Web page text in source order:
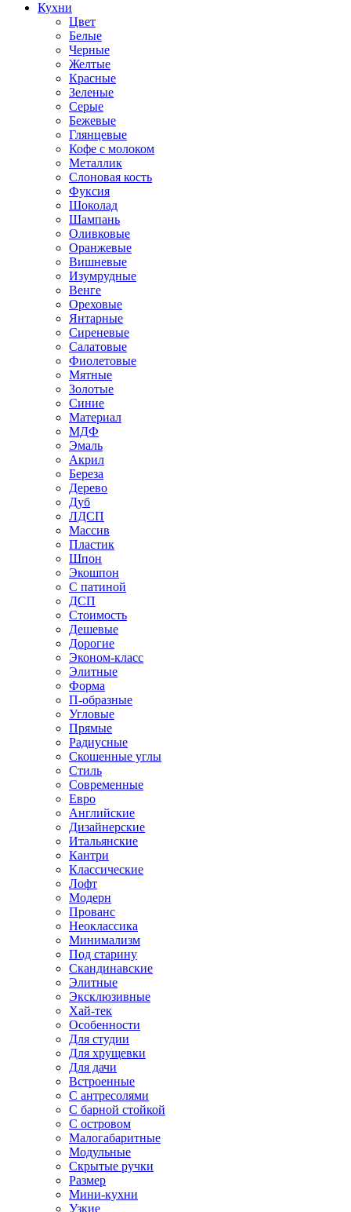
Кухни
Цвет
Белые
Черные
Желтые
Красные
Зеленые
Серые
Бежевые
Глянцевые
Кофе с молоком
Металлик
Слоновая кость
Фуксия
Шоколад
Шампань
Оливковые
Оранжевые
Вишневые
Изумрудные
Венге
Ореховые
Янтарные
Сиреневые
Салатовые
Фиолетовые
Мятные
Золотые
Синие
Материал
МДФ
Эмаль
Акрил
Береза
Дерево
Дуб
ЛДСП
Массив
Пластик
Шпон
Экошпон
С патиной
ДСП
Стоимость
Дешевые
Дорогие
Эконом-класс
Элитные
Форма
П-образные
Угловые
Прямые
Радиусные
Скошенные углы
Стиль
Современные
Евро
Английские
Дизайнерские
Итальянские
Кантри
Классические
Лофт
Модерн
Прованс
Неоклассика
Минимализм
Под старину
Скандинавские
Элитные
Эксклюзивные
Хай-тек
Особенности
Для студии
Для хрущевки
Для дачи
Встроенные
С антресолями
С барной стойкой
С островом
Малогабаритные
Модульные
Скрытые ручки
Размер
Мини-кухни
Узкие